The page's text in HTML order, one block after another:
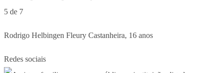
5 de 7
Rodrigo Helbingen Fleury Castanheira, 16 anos
Redes sociais